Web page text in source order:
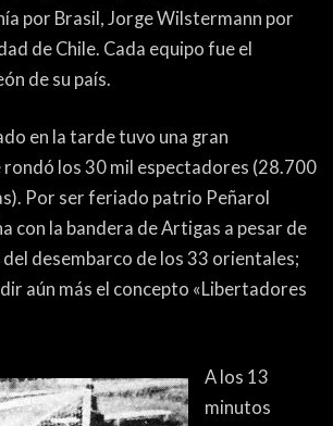
FORO
por Brasil, Jorge Wilstermann por
de Chile. Cada equipo fue el
de su país.
en la tarde tuvo una gran
rondó los 30 mil espectadores (28.700
Por ser feriado patrio Peñarol
con la bandera de Artigas a pesar de
desembarco de los 33 orientales;
aún más el concepto «Libertadores
A los 13
minutos